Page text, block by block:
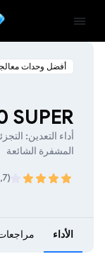
أفضل وحدات
SUPER
أداء التعدين:
المشفرة الشائعة
(3,7)
الأداء مراجعات